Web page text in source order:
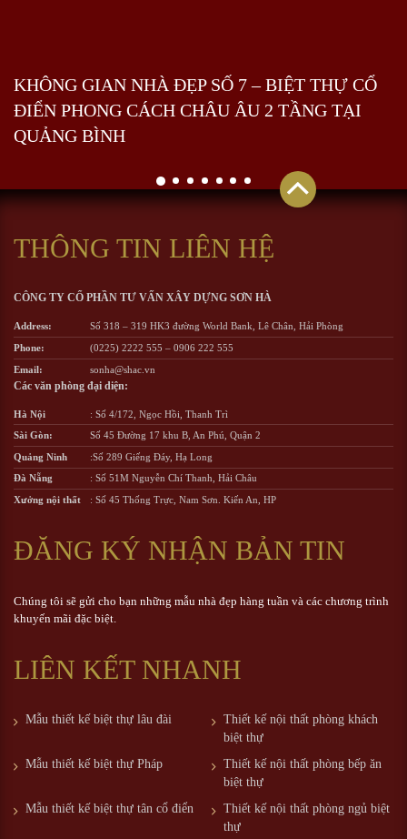
KHÔNG GIAN NHÀ ĐẸP SỐ 7 – BIỆT THỰ CỔ
ĐIỂN PHONG CÁCH CHÂU ÂU 2 TẦNG TẠI
QUẢNG BÌNH
THÔNG TIN LIÊN HỆ
CÔNG TY CỔ PHẦN TƯ VẤN XÂY DỰNG SƠN HÀ
Address:
Số 318 – 319 HK3 đường World Bank, Lê Chân, Hải Phòng
Phone:
(0225) 2222 555 – 0906 222 555
Email:
sonha@shac.vn
Các văn phòng đại diện:
Hà Nội
: Số 4/172, Ngọc Hồi, Thanh Trì
Sài Gòn:
Số 45 Đường 17 khu B, An Phú, Quận 2
Quảng Ninh
:Số 289 Giếng Đáy, Hạ Long
Đà Nẵng
: Số 51M Nguyễn Chí Thanh, Hải Châu
Xưởng nội thất
: Số 45 Thống Trực, Nam Sơn. Kiến An, HP
ĐĂNG KÝ NHẬN BẢN TIN
Chúng tôi sẽ gửi cho bạn những mẫu nhà đẹp hàng tuần và các chương trình
khuyến mãi đặc biệt.
LIÊN KẾT NHANH
Mẫu thiết kế biệt thự lâu đài
Thiết kế nội thất phòng khách
biệt thự
Mẫu thiết kế biệt thự Pháp
Thiết kế nội thất phòng bếp ăn
biệt thự
Mẫu thiết kế biệt thự tân cổ điển
Thiết kế nội thất phòng ngủ biệt
thự